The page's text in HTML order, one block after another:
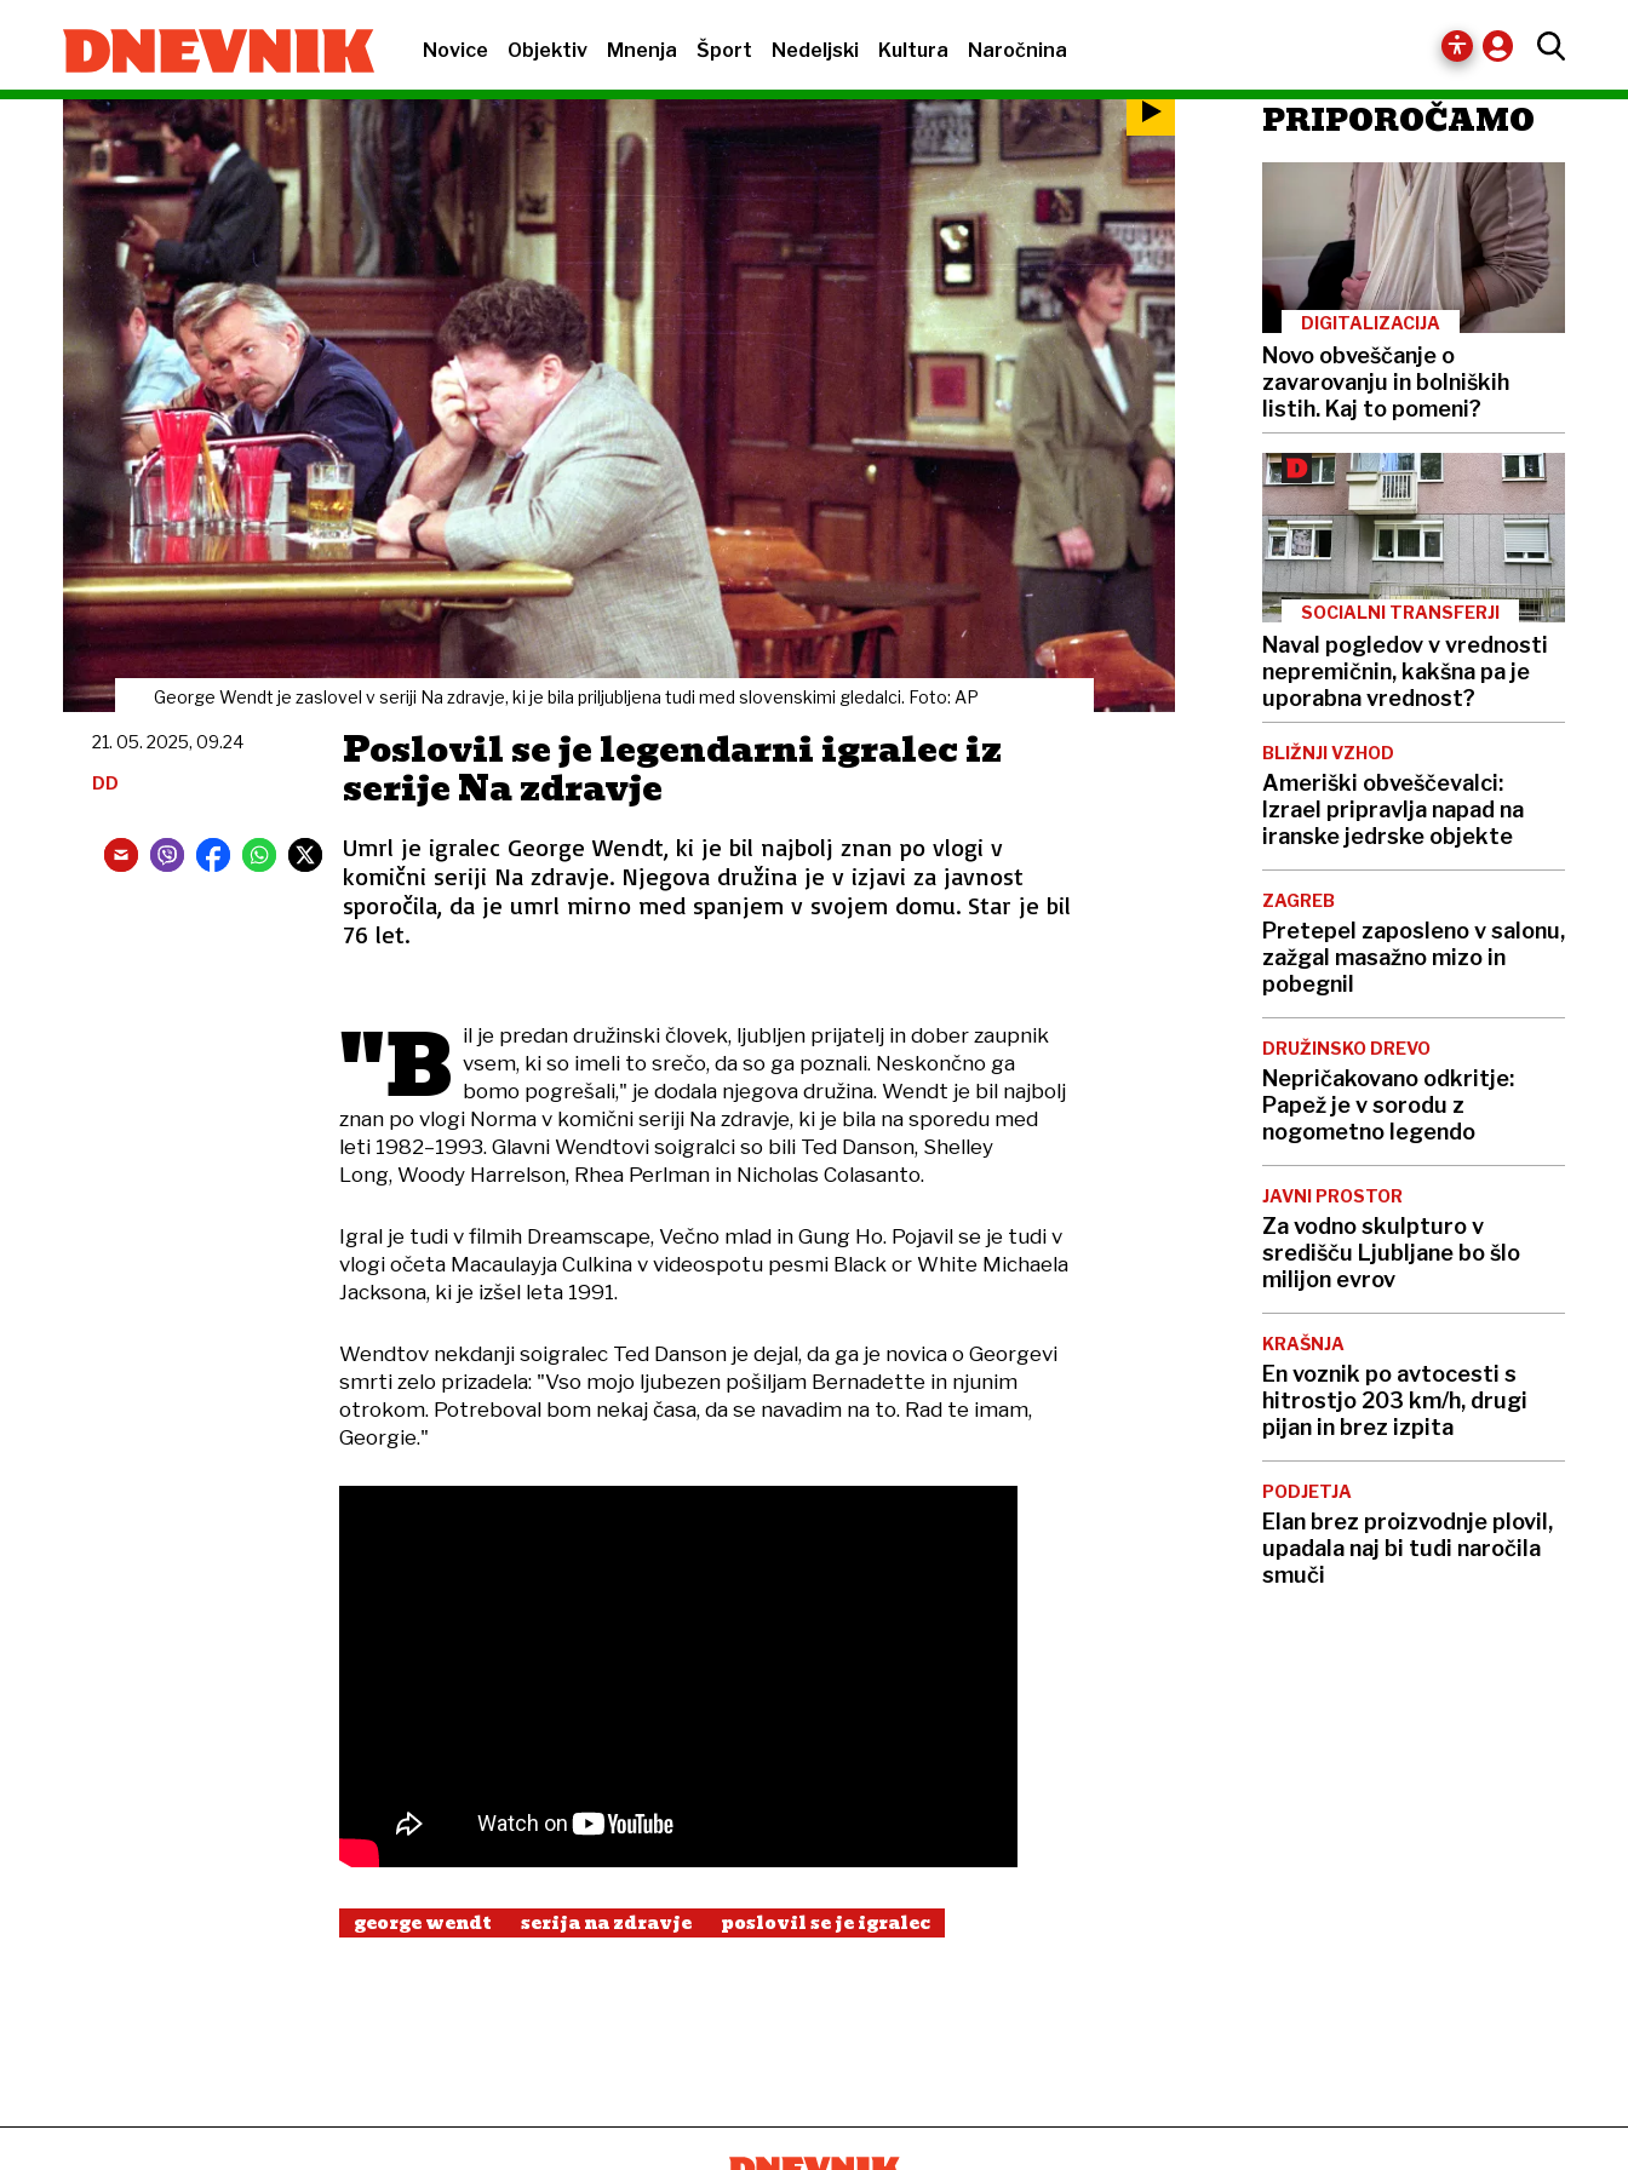
Novice Objektiv Mnenja Šport Nedeljski Kultura Naročnina
George Wendt je zaslovel v seriji Na zdravje, ki je bila priljubljena tudi med slovenskimi gledalci. Foto: AP
Poslovil se je legendarni igralec iz
serije Na zdravje
Umrl je igralec George Wendt, ki je bil najbolj znan po vlogi v
komični seriji Na zdravje. Njegova družina je v izjavi za javnost
sporočila, da je umrl mirno med spanjem v svojem domu. Star je bil
76 let.
21. 05. 2025, 09.24
DD
"B il je predan družinski človek, ljubljen prijatelj in dober zaupnik
vsem, ki so imeli to srečo, da so ga poznali. Neskončno ga
bomo pogrešali," je dodala njegova družina. Wendt je bil najbolj
znan po vlogi Norma v komični seriji Na zdravje, ki je bila na sporedu med
leti 1982–1993. Glavni Wendtovi soigralci so bili Ted Danson, Shelley
Long, Woody Harrelson, Rhea Perlman in Nicholas Colasanto.
Igral je tudi v filmih Dreamscape, Večno mlad in Gung Ho. Pojavil se je tudi v
vlogi očeta Macaulayja Culkina v videospotu pesmi Black or White Michaela
Jacksona, ki je izšel leta 1991.
Wendtov nekdanji soigralec Ted Danson je dejal, da ga je novica o Georgevi
smrti zelo prizadela: "Vso mojo ljubezen pošiljam Bernadette in njunim
otrokom. Potreboval bom nekaj časa, da se navadim na to. Rad te imam,
Georgie."
george wendt serija na zdravje poslovil se je igralec
PRIPOROČAMO
DIGITALIZACIJA
Novo obveščanje o
zavarovanju in bolniških
listih. Kaj to pomeni?
SOCIALNI TRANSFERJI
Naval pogledov v vrednosti
nepremičnin, kakšna pa je
uporabna vrednost?
BLIŽNJI VZHOD
Ameriški obveščevalci:
Izrael pripravlja napad na
iranske jedrske objekte
ZAGREB
Pretepel zaposleno v salonu,
zažgal masažno mizo in
pobegnil
DRUŽINSKO DREVO
Nepričakovano odkritje:
Papež je v sorodu z
nogometno legendo
JAVNI PROSTOR
Za vodno skulpturo v
središču Ljubljane bo šlo
milijon evrov
KRAŠNJA
En voznik po avtocesti s
hitrostjo 203 km/h, drugi
pijan in brez izpita
PODJETJA
Elan brez proizvodnje plovil,
upadala naj bi tudi naročila
smuči